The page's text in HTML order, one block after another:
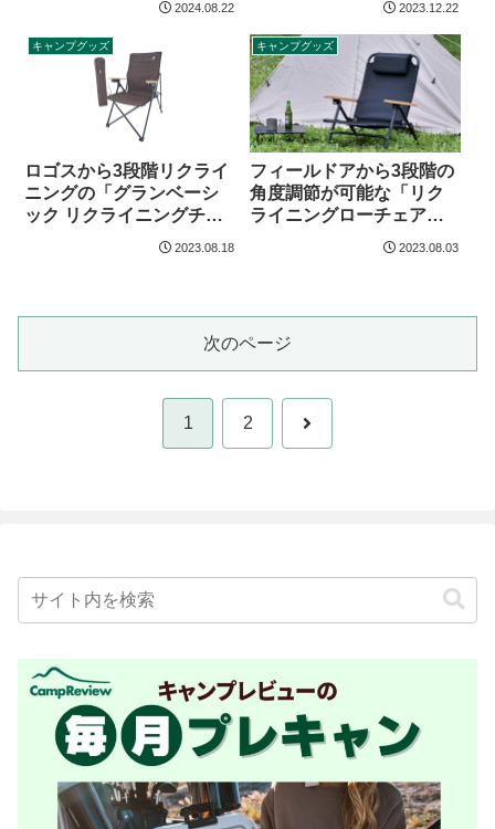
2024.08.22 2023.12.22
キャンプグッズ
ロゴスから3段階リクライ
ニングの「グランベーシ
ック リクライニングチェ
2023.08.18
キャンプグッズ
フィールドアから3段階の
角度調節が可能な「リク
ライニングローチェア」
2023.08.03
次のページ
1 2 次